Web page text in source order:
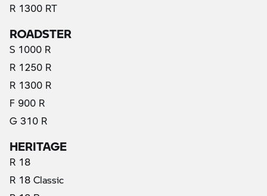
R 1300 RT
ROADSTER
S 1000 R
R 1250 R
R 1300 R
F 900 R
G 310 R
HERITAGE
R 18
R 18 Classic